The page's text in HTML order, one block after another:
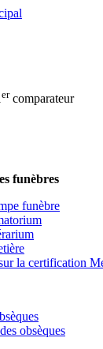
ercomparateur
funèbres
funèbre
la certification
obsèques